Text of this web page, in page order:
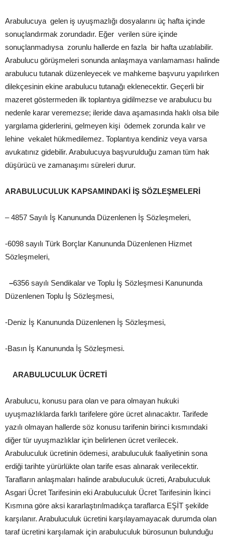
Arabulucuya gelen iş uyuşmazlığı dosyalarını üç hafta içinde
sonuçlandırmak zorundadır. Eğer verilen süre içinde
sonuçlanmadıysa zorunlu hallerde en fazla bir hafta uzatılabilir.
Arabulucu görüşmeleri sonunda anlaşmaya varılamaması halinde
arabulucu tutanak düzenleyecek ve mahkeme başvuru yapılırken
dilekçesinin ekine arabulucu tutanağı eklenecektir. Geçerli bir
mazeret göstermeden ilk toplantıya gidilmezse ve arabulucu bu
nedenle karar veremezse; ileride dava aşamasında haklı olsa bile
yargılama giderlerini, gelmeyen kişi ödemek zorunda kalır ve
lehine vekalet hükmedilemez. Toplantıya kendiniz veya varsa
avukatınız gidebilir. Arabulucuya başvurulduğu zaman tüm hak
düşürücü ve zamanaşımı süreleri durur.
ARABULUCULUK KAPSAMINDAKİ İŞ SÖZLEŞMELERİ
– 4857 Sayılı İş Kanununda Düzenlenen İş Sözleşmeleri,
-6098 sayılı Türk Borçlar Kanununda Düzenlenen Hizmet
Sözleşmeleri,
–6356 sayılı Sendikalar ve Toplu İş Sözleşmesi Kanununda
Düzenlenen Toplu İş Sözleşmesi,
-Deniz İş Kanununda Düzenlenen İş Sözleşmesi,
-Basın İş Kanununda İş Sözleşmesi.
ARABULUCULUK ÜCRETİ
Arabulucu, konusu para olan ve para olmayan hukuki
uyuşmazlıklarda farklı tarifelere göre ücret alınacaktır. Tarifede
yazılı olmayan hallerde söz konusu tarifenin birinci kısmındaki
diğer tür uyuşmazlıklar için belirlenen ücret verilecek.
Arabuluculuk ücretinin ödemesi, arabuluculuk faaliyetinin sona
erdiği tarihte yürürlükte olan tarife esas alınarak verilecektir.
Tarafların anlaşmaları halinde arabuluculuk ücreti, Arabuluculuk
Asgari Ücret Tarifesinin eki Arabuluculuk Ücret Tarifesinin İkinci
Kısmına göre aksi kararlaştırılmadıkça taraflarca EŞİT şekilde
karşılanır. Arabuluculuk ücretini karşılayamayacak durumda olan
taraf ücretini karşılamak için arabuluculuk bürosunun bulunduğu